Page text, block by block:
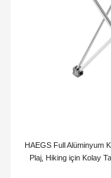
HAEGS Full Alüminyum
Plaj, Hiking için Kolay